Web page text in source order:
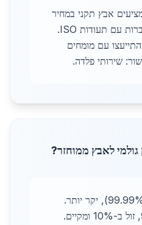
אבץ תקני במחיר
12 ש"ח לקילו. חפשו חברות עם תעודות ISO.
עם מומחים
שירותי פלדה.
לאבץ ממוחזר?
אבץ גולמי טהור יותר (99.99%), יקר יותר.
ממוחזר מכיל 98-99%, זול ב-10% ומקיים.